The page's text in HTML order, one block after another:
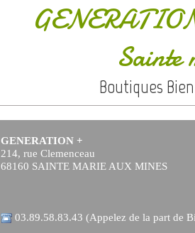
Sainte
Boutiques
GENERATION +
214, rue Clemenceau
68160 SAINTE MARIE AUX MINES
03.89.58.83.43 (Appelez de la part de